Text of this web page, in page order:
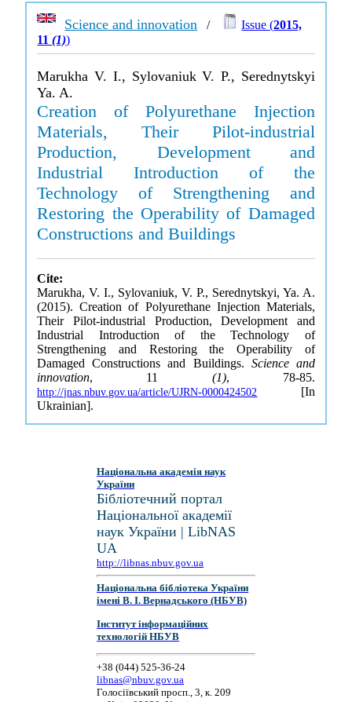
Science and innovation / Issue (2015,
11(1))
Marukha V. I., Sylovaniuk V. P., Serednytskyi
Ya. A.
Creation of Polyurethane Injection
Materials, Their Pilot-industrial
Production, Development and
Industrial Introduction of the
Technology of Strengthening and
Restoring the Operability of Damaged
Constructions and Buildings
Cite:
Marukha, V. I., Sylovaniuk, V. P., Serednytskyi, Ya. A.
(2015). Creation of Polyurethane Injection Materials,
Their Pilot-industrial Production, Development and
Industrial Introduction of the Technology of
Strengthening and Restoring the Operability of
Damaged Constructions and Buildings. Science and
innovation, 11 (1), 78-85.
http://jnas.nbuv.gov.ua/article/UJRN-0000424502 [In
Ukrainian].
Національна академія наук
України
Бібліотечний портал
Національної академії
наук України | LibNAS
UA
http://libnas.nbuv.gov.ua
Національна бібліотека України
імені В. І. Вернадського (НБУВ)
Інститут інформаційних
технологій НБУВ
+38 (044) 525-36-24
libnas@nbuv.gov.ua
Голосіївський просп., 3, к. 209